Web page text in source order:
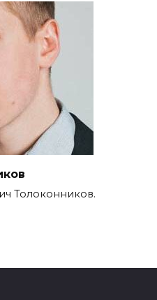
Толоконников.